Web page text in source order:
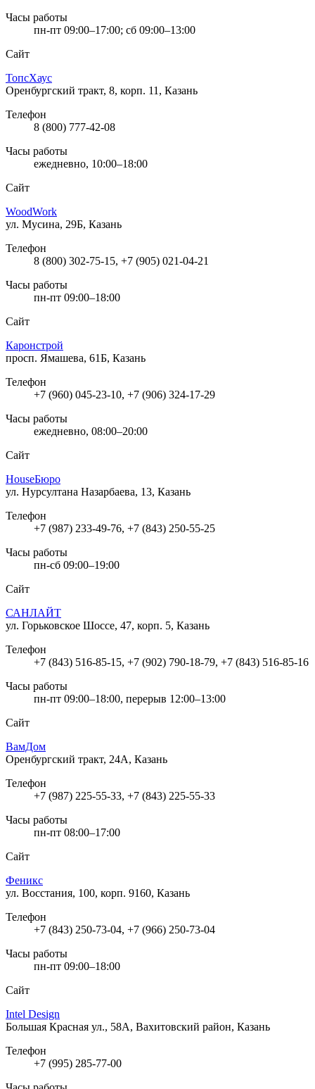
Часы работы
пн-пт 09:00–17:00; сб 09:00–13:00
Сайт
ТопсХаус
Оренбургский тракт, 8, корп. 11, Казань
Телефон
8 (800) 777-42-08
Часы работы
ежедневно, 10:00–18:00
Сайт
WoodWork
ул. Мусина, 29Б, Казань
Телефон
8 (800) 302-75-15, +7 (905) 021-04-21
Часы работы
пн-пт 09:00–18:00
Сайт
Каронстрой
просп. Ямашева, 61Б, Казань
Телефон
+7 (960) 045-23-10, +7 (906) 324-17-29
Часы работы
ежедневно, 08:00–20:00
Сайт
HouseБюро
ул. Нурсултана Назарбаева, 13, Казань
Телефон
+7 (987) 233-49-76, +7 (843) 250-55-25
Часы работы
пн-сб 09:00–19:00
Сайт
САНЛАЙТ
ул. Горьковское Шоссе, 47, корп. 5, Казань
Телефон
+7 (843) 516-85-15, +7 (902) 790-18-79, +7 (843) 516-85-16
Часы работы
пн-пт 09:00–18:00, перерыв 12:00–13:00
Сайт
ВамДом
Оренбургский тракт, 24А, Казань
Телефон
+7 (987) 225-55-33, +7 (843) 225-55-33
Часы работы
пн-пт 08:00–17:00
Сайт
Феникс
ул. Восстания, 100, корп. 9160, Казань
Телефон
+7 (843) 250-73-04, +7 (966) 250-73-04
Часы работы
пн-пт 09:00–18:00
Сайт
Intel Design
Большая Красная ул., 58А, Вахитовский район, Казань
Телефон
+7 (995) 285-77-00